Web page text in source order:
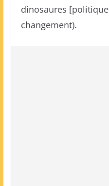
dinosaures
changement).